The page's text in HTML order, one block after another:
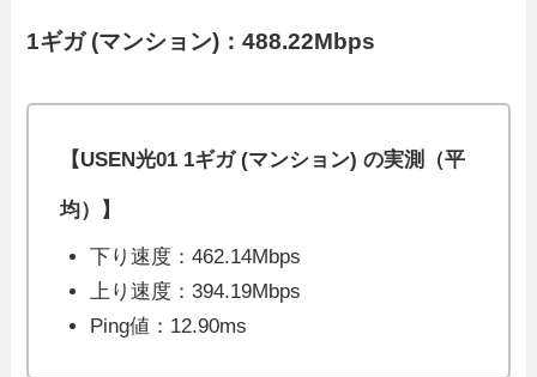
1ギガ (マンション)：488.22Mbps
【USEN光01 1ギガ (マンション) の実測（平
均）】
下り速度：462.14Mbps
上り速度：394.19Mbps
Ping値：12.90ms